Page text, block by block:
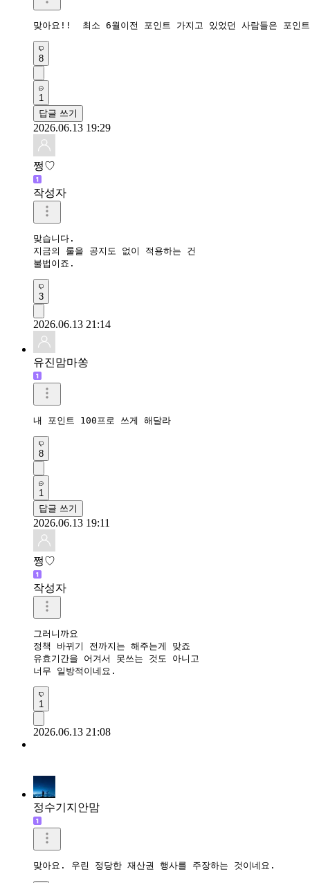
맞아요!!  최소 6월이전 포인트 가지고 있었던 사람들은 포
8
1
답글 쓰기
2026.06.13 19:29
쩡♡
작성자
맞습니다.
지금의 룰을 공지도 없이 적용하는 건
불법이죠.
3
2026.06.13 21:14
유진맘마쏭
내 포인트 100프로 쓰게 해달라
8
1
답글 쓰기
2026.06.13 19:11
쩡♡
작성자
그러니까요
정책 바뀌기 전까지는 해주는게 맞죠
유효기간을 어겨서 못쓰는 것도 아니고
너무 일방적이네요.
1
2026.06.13 21:08
정수기지안맘
맞아요. 우린 정당한 재산권 행사를 주장하는 것이네요.